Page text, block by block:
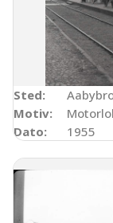
Sted:
Motiv:
Dato:
1955